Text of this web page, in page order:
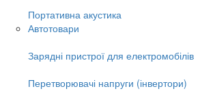
Портативна акустика
Автотовари
Зарядні пристрої для електромобілів
Перетворювачі напруги (інвертори)